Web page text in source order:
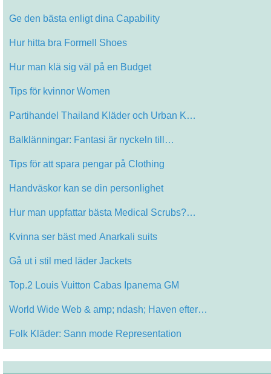
Ge den bästa enligt dina Capability
Hur hitta bra Formell Shoes
Hur man klä sig väl på en Budget
Tips för kvinnor Women
Partihandel Thailand Kläder och Urban K…
Balklänningar: Fantasi är nyckeln till…
Tips för att spara pengar på Clothing
Handväskor kan se din personlighet
Hur man uppfattar bästa Medical Scrubs?…
Kvinna ser bäst med Anarkali suits
Gå ut i stil med läder Jackets
Top.2 Louis Vuitton Cabas Ipanema GM
World Wide Web & amp; ndash; Haven efter…
Folk Kläder: Sann mode Representation